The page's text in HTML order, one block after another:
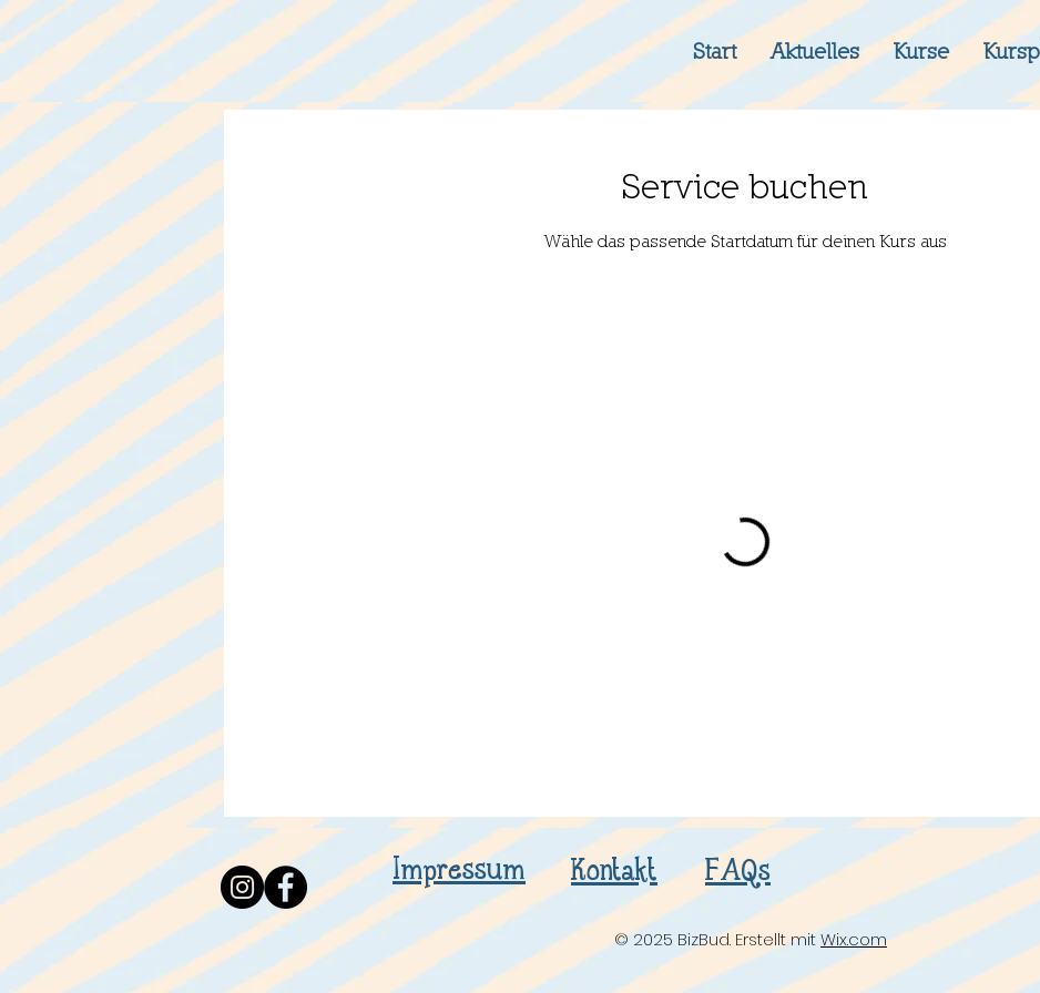
Start Aktuelles Kurse
Service buchen
Wähle das passende Startdatum für deinen Kurs aus
Kontakt FAQs
Impressum
© 2025 BizBud. Erstellt mitWix.com